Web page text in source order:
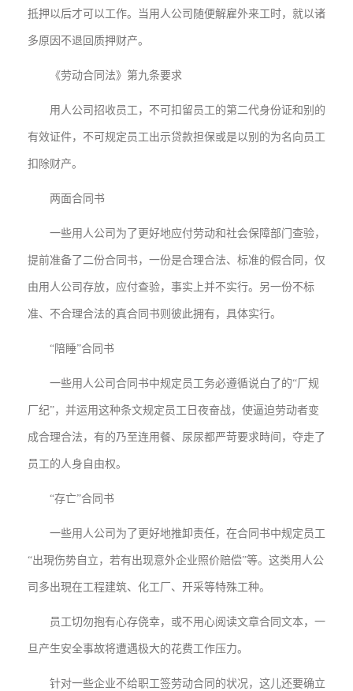
抵押以后才可以工作。当用人公司随便解雇外来工时，就以诸
多原因不退回质押财产。
《劳动合同法》第九条要求
用人公司招收员工，不可扣留员工的第二代身份证和别的
有效证件，不可规定员工出示贷款担保或是以别的为名向员工
扣除财产。
两面合同书
一些用人公司为了更好地应付劳动和社会保障部门查验，
提前准备了二份合同书，一份是合理合法、标准的假合同，仅
由用人公司存放，应付查验，事实上并不实行。另一份不标
准、不合理合法的真合同书则彼此拥有，具体实行。
“陪睡”合同书
一些用人公司合同书中规定员工务必遵循说白了的“厂规
厂纪”，并运用这种条文规定员工日夜奋战，使逼迫劳动者变
成合理合法，有的乃至连用餐、尿尿都严苛要求時间，夺走了
员工的人身自由权。
“存亡”合同书
一些用人公司为了更好地推卸责任，在合同书中规定员工
“出現伤势自立，若有出现意外企业照价赔偿”等。这类用人公
司多出現在工程建筑、化工厂、开采等特殊工种。
员工切勿抱有心存侥幸，或不用心阅读文章合同文本，一
旦产生安全事故将遭遇极大的花费工作压力。
针对一些企业不给职工签劳动合同的状况，这儿还要确立